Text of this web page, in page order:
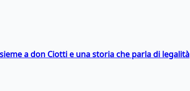
a don Ciotti e una storia che parla di legalità